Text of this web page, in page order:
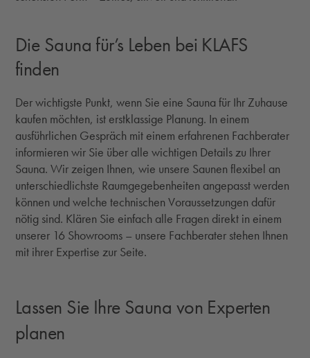
Die Sauna für’s Leben bei KLAFS
finden
Der wichtigste Punkt, wenn Sie eine Sauna für Ihr Zuhause
kaufen möchten, ist erstklassige Planung. In einem
ausführlichen Gespräch mit einem erfahrenen Fachberater
informieren wir Sie über alle wichtigen Details zu Ihrer
Sauna. Wir zeigen Ihnen, wie unsere Saunen flexibel an
unterschiedlichste Raumgegebenheiten angepasst werden
können und welche technischen Voraussetzungen dafür
nötig sind. Klären Sie einfach alle Fragen direkt in einem
unserer 16 Showrooms – unsere Fachberater stehen Ihnen
mit ihrer Expertise zur Seite.
Lassen Sie Ihre Sauna von Experten
planen